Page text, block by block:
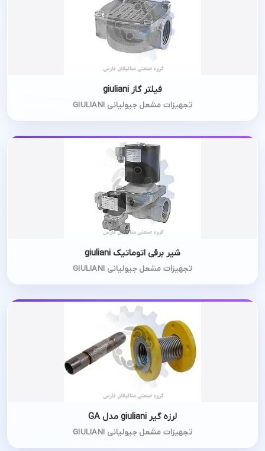
فیلتر گاز giuliani
تجهیزات مشعل جیولیانی GIULIANI
شیر برقی اتوماتیک giuliani
تجهیزات مشعل جیولیانی GIULIANI
لرزه گیر giuliani مدل GA
تجهیزات مشعل جیولیانی GIULIANI